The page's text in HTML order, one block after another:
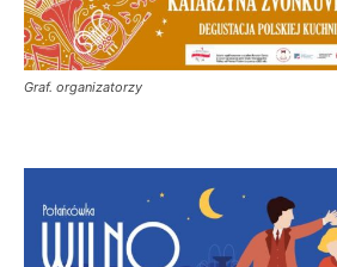
Graf. organizatorzy